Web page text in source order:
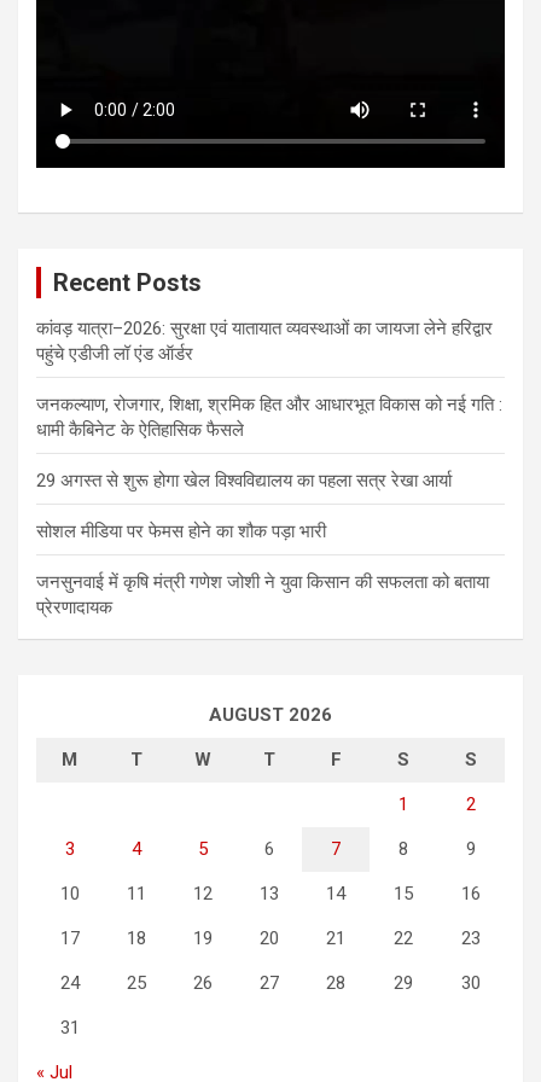
Recent Posts
कांवड़ यात्रा–2026: सुरक्षा एवं यातायात व्यवस्थाओं का जायजा लेने हरिद्वार
पहुंचे एडीजी लॉ एंड ऑर्डर
जनकल्याण, रोजगार, शिक्षा, श्रमिक हित और आधारभूत विकास को नई गति :
धामी कैबिनेट के ऐतिहासिक फैसले
29 अगस्त से शुरू होगा खेल विश्वविद्यालय का पहला सत्र रेखा आर्या
सोशल मीडिया पर फेमस होने का शौक पड़ा भारी
जनसुनवाई में कृषि मंत्री गणेश जोशी ने युवा किसान की सफलता को बताया
प्रेरणादायक
AUGUST 2026
M T W T F S S
1 2
3 4 5 6 7 8 9
10 11 12 13 14 15 16
17 18 19 20 21 22 23
24 25 26 27 28 29 30
31
« Jul